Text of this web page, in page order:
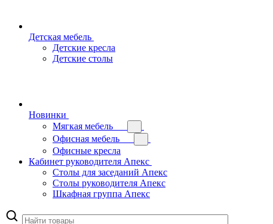
Детская мебель
Детские кресла
Детские столы
Новинки
Мягкая мебель
Офисная мебель
Офисные кресла
Кабинет руководителя Апекс
Столы для заседаний Апекс
Столы руководителя Апекс
Шкафная группа Апекс